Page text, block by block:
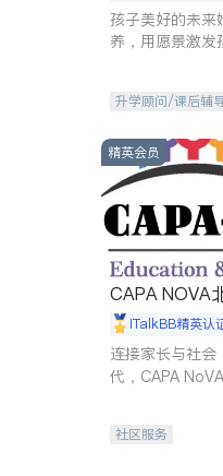
孩子美好的未来
养，用愿景激发
升学顾问/课后辅
精英会员
CAPA NOVA
iTalkBB精英认
连接家长与社会
代，CAPA
社区服务